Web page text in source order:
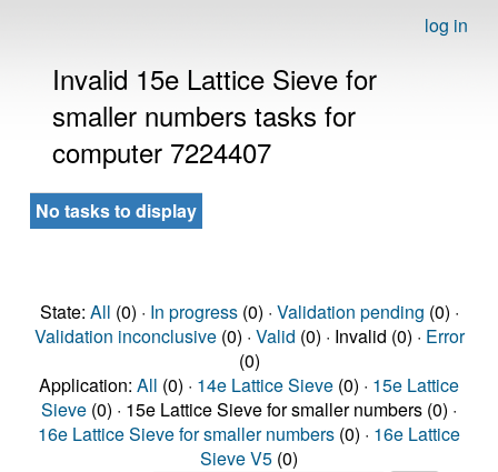
log in
Invalid 15e Lattice Sieve for
smaller numbers tasks for
computer 7224407
No tasks to display
State: All (0) · In progress(0) · Validation pending (0) ·
Validation inconclusive(0) · Valid (0) · Invalid (0) · Error
(0)
Application: All (0) · 14e Lattice Sieve (0) · 15e Lattice
Sieve (0) · 15e Lattice Sieve for smaller numbers (0) ·
16e Lattice Sieve for smaller numbers (0) · 16e Lattice
Sieve V5 (0)